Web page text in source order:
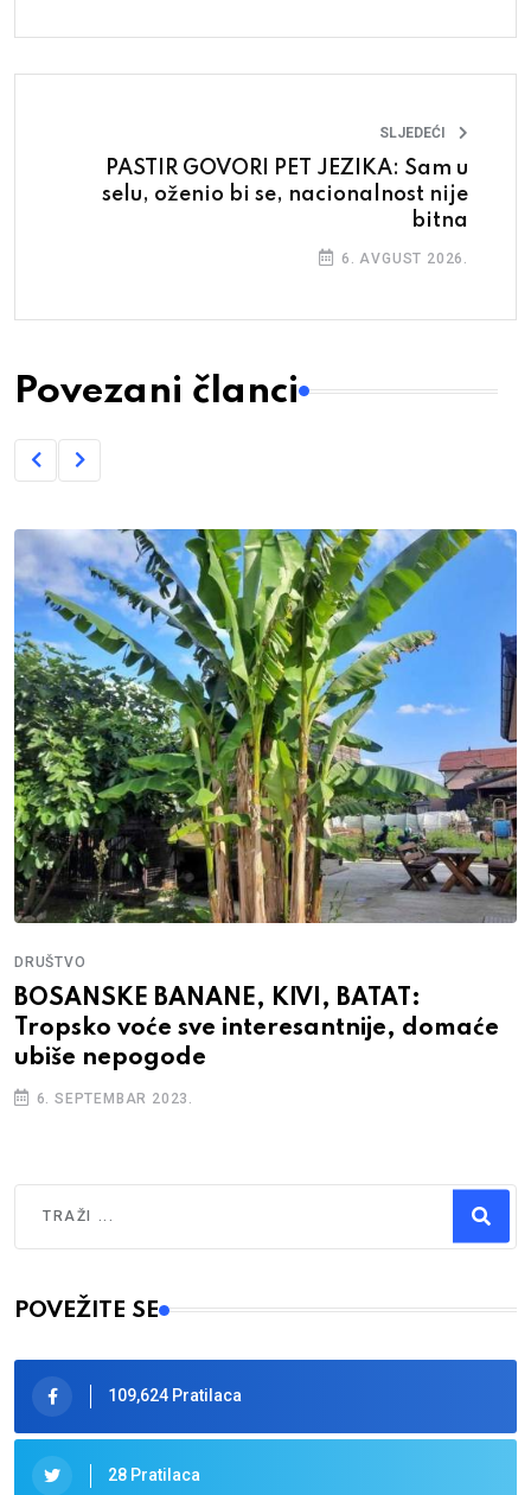
SLJEDEĆI
PASTIR GOVORI PET JEZIKA: Sam u
selu, oženio bi se, nacionalnost nije
bitna
6. AVGUST 2026.
Povezani članci
DRUŠTVO
BOSANSKE BANANE, KIVI, BATAT:
Tropsko voće sve interesantnije, domaće
ubiše nepogode
6. SEPTEMBAR 2023.
Type 2 or more characters for results.
POVEŽITE SE
109,624 Pratilaca
28 Pratilaca